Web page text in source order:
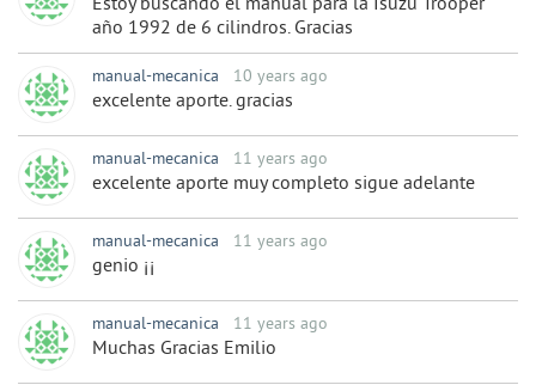
Estoy buscando el manual para la Isuzu Trooper
año 1992 de 6 cilindros. Gracias
manual-mecanica 10 years ago
excelente aporte. gracias
manual-mecanica 11 years ago
excelente aporte muy completo sigue adelante
manual-mecanica 11 years ago
genio ¡¡
manual-mecanica 11 years ago
Muchas Gracias Emilio